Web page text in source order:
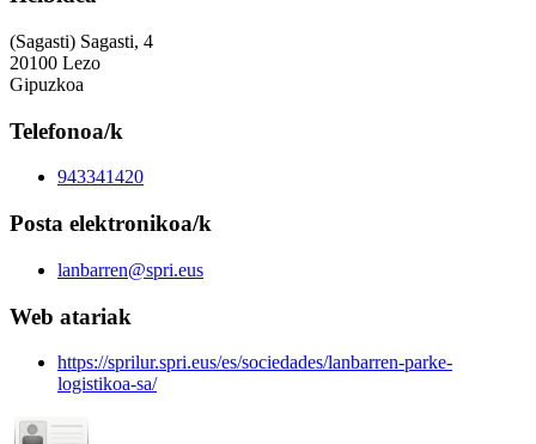
(Sagasti) Sagasti, 4
20100 Lezo
Gipuzkoa
Telefonoa/k
943341420
Posta elektronikoa/k
lanbarren@spri.eus
Web atariak
https://sprilur.spri.eus/es/sociedades/lanbarren-parke-
logistikoa-sa/